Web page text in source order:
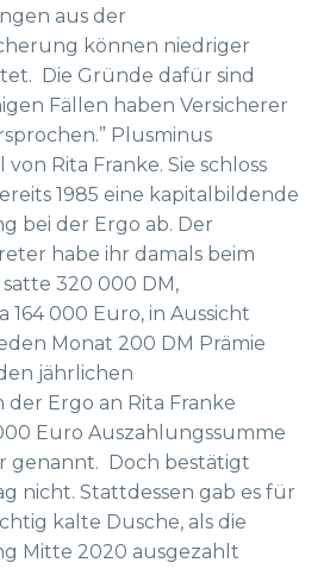
aus der
können niedriger
Die Gründe dafür sind
Fällen haben Versicherer
Plusminus
Rita Franke. Sie schloss
1985 eine kapitalbildende
bei der Ergo ab. Der
habe ihr damals beim
320 000 DM,
000 Euro, in Aussicht
Monat 200 DM Prämie
jährlichen
Ergo an Rita Franke
Euro Auszahlungssumme
genannt. Doch bestätigt
nicht. Stattdessen gab es für
kalte Dusche, als die
Mitte 2020 ausgezahlt